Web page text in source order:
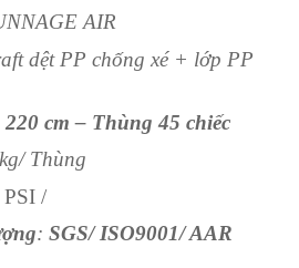
AIR
dệt PP chống xé + lớp PP
cm – Thùng 45 chiếc
Thùng
PSI /
:SGS/ ISO9001/ AAR